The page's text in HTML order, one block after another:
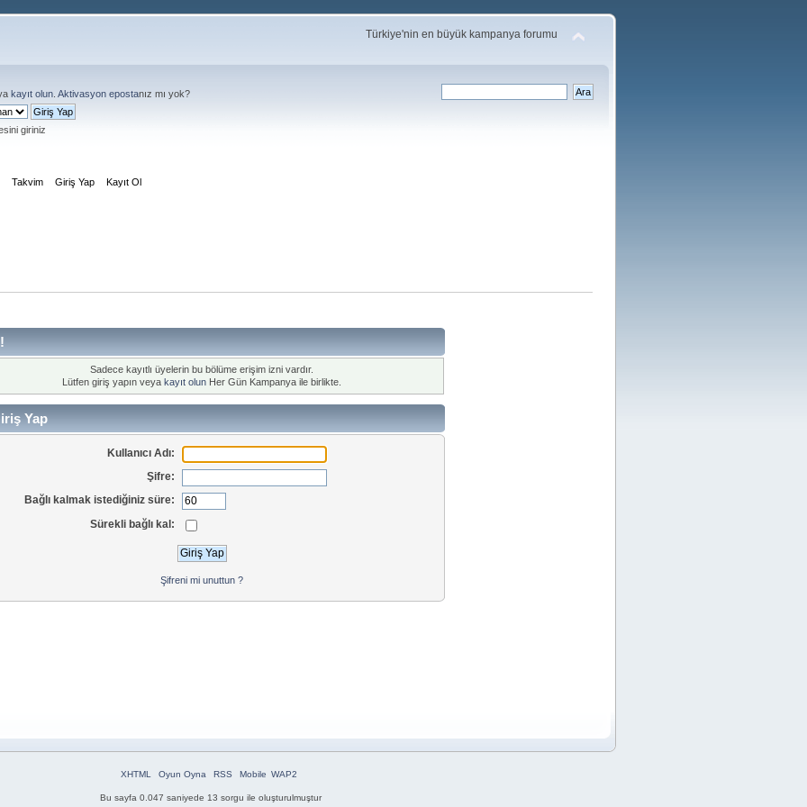
Türkiye'nin en büyük kampanya forumu
kayıt olun Aktivasyon epostanız mı yok?
giriniz
Takvim Giriş Yap Kayıt Ol
Sadece kayıtlı üyelerin bu bölüme erişim izni vardır.
Lütfen giriş yapın veya kayıt olun Her Gün Kampanya ile birlikte.
Yap
Kullanıcı Adı:
Şifre:
Bağlı kalmak istediğiniz süre:
Sürekli bağlı kal:
Şifreni mi unuttun ?
XHTML Oyun Oyna RSS Mobile WAP2
Bu sayfa 0.047 saniyede 13 sorgu ile oluşturulmuştur